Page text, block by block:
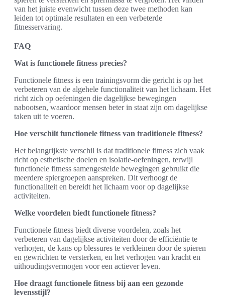
van het juiste evenwicht tussen deze twee methoden kan
leiden tot optimale resultaten en een verbeterde
fitnesservaring.
FAQ
Wat is functionele fitness precies?
Functionele fitness is een trainingsvorm die gericht is op het
verbeteren van de algehele functionaliteit van het lichaam. Het
richt zich op oefeningen die dagelijkse bewegingen
nabootsen, waardoor mensen beter in staat zijn om dagelijkse
taken uit te voeren.
Hoe verschilt functionele fitness van traditionele fitness?
Het belangrijkste verschil is dat traditionele fitness zich vaak
richt op esthetische doelen en isolatie-oefeningen, terwijl
functionele fitness samengestelde bewegingen gebruikt die
meerdere spiergroepen aanspreken. Dit verhoogt de
functionaliteit en bereidt het lichaam voor op dagelijkse
activiteiten.
Welke voordelen biedt functionele fitness?
Functionele fitness biedt diverse voordelen, zoals het
verbeteren van dagelijkse activiteiten door de efficiëntie te
verhogen, de kans op blessures te verkleinen door de spieren
en gewrichten te versterken, en het verhogen van kracht en
uithoudingsvermogen voor een actiever leven.
Hoe draagt functionele fitness bij aan een gezonde
levensstijl?